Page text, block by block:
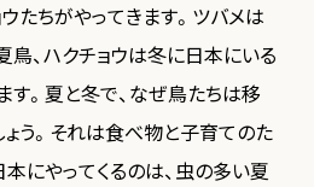
たちがやってきます。ツバメは
、ハクチョウは冬に日本にいる
。夏と冬で、なぜ鳥たちは移
ょう。それは食べ物と子育てのた
にやってくるのは、虫の多い夏